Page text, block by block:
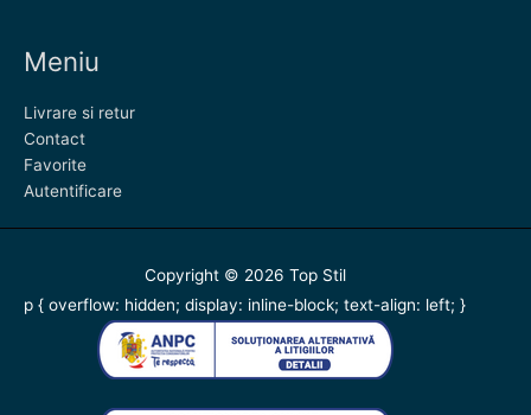
Meniu
Livrare si retur
Contact
Favorite
Autentificare
Copyright © 2026 Top Stil
p { overflow: hidden; display: inline-block; text-align: left; }